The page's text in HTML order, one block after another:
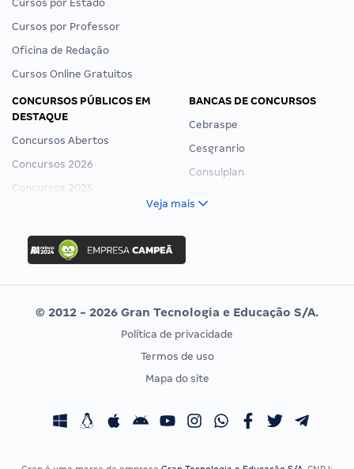
Cursos por Estado
Cursos por Professor
Oficina de Redação
Cursos Online Gratuitos
CONCURSOS PÚBLICOS EM
DESTAQUE
Concursos Abertos
Concursos 2026
Concursos 2025
Concurso Ibama
Concurso MPU
Editais publicados
BANCAS DE CONCURSOS
Cebraspe
Cesgranrio
Consulplan
Vunesp
CONCURSOS POR PROFISSÃO
Concursos Fiscais
EXAME DE ORDEM
Calendário OAB
Veja mais
© 2012 - 2026 Gran Tecnologia e Educação S/A.
Política de privacidade
Termos de uso
Mapa do site